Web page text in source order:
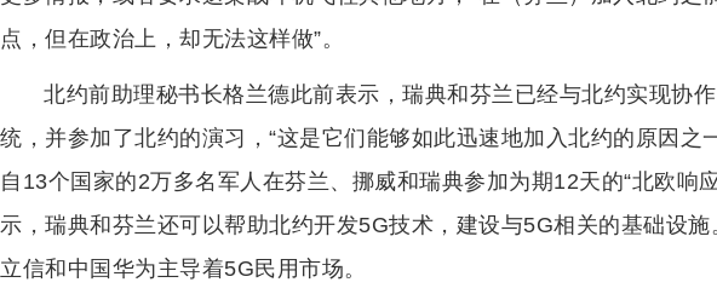
点，但在政治上，却无法这样做”。
北约前助理秘书长格兰德此前表示，瑞典和芬兰已经与北约实现协
统，并参加了北约的演习，“这是它们能够如此迅速地加入北约的原因之
自13个国家的2万多名军人在芬兰、挪威和瑞典参加为期12天的“北欧响
示，瑞典和芬兰还可以帮助北约开发5G技术，建设与5G相关的基础设
立信和中国华为主导着5G民用市场。